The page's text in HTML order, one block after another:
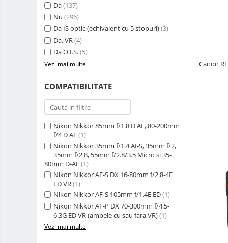
Accesorii genti si trollere
Solid-State Drive (SSD)
Video / Camere si accesorii
Camere video profesionale
Camere Video Cinematice
Accesorii camere video de actiune
Accesorii drone
Acumulatori camere video
Stabilizatoare (Gimbal) / Steady
Huse Protectie / Ploaie camere
Accesorii diverse pt camere video
Camere Video Cinematice
Da(137)
Nu (296)
Da IS optic (echivalent cu 5 stopuri)(3)
Da. VR(4)
Da O.I.S.(5)
Vezi mai multe
COMPATIBILITATE
Nikon Nikkor 85mm f/1.8 D AF, 80-200mm
f/4 D AF(1)
Nikon Nikkor 35mm f/1.4 AI-S, 35mm f/2,
35mm f/2.8, 55mm f/2.8/3.5 Micro si 35-
80mm D-AF(1)
Nikon Nikkor AF-S DX 16-80mm f/2.8-4E
ED VR(1)
Nikon Nikkor AF-S 105mm f/1.4E ED(1)
Nikon Nikkor AF-P DX 70-300mm f/4.5-
6.3G ED VR (ambele cu sau fara VR)(1)
Vezi mai multe
Canon